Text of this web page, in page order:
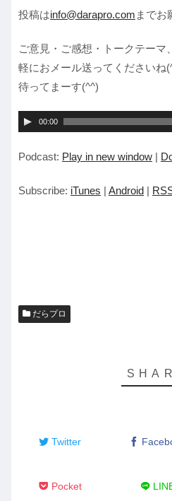
投稿はinfo@darapro.com までお
ご意見・ご感想・トークテーマ
軽におメール送ってくださいね
待ってまーす(^^)
音
プ
ー
00:00
Podcast: Play in new window |
Subscribe: iTunes | Android |
だらプロ
Twitter
Pocket